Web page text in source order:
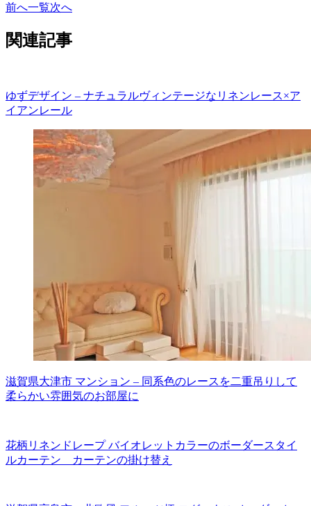
前へ一覧次へ
関連記事
ゆずデザイン – ナチュラルヴィンテージなリネンレース×ア
イアンレール
滋賀県大津市 マンション – 同系色のレースを二重吊りして
柔らかい雰囲気のお部屋に
花柄リネンドレープ バイオレットカラーのボーダースタイ
ルカーテン カーテンの掛け替え